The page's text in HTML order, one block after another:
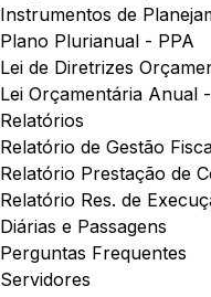
Instrumentos de
Plano Plurianual - PPA
Lei de Diretrizes
Lei Orçamentária Anual
Relatórios
Relatório de Gestão
Relatório Prestação de
Relatório Res. de
Diárias e Passagens
Perguntas Frequentes
Servidores